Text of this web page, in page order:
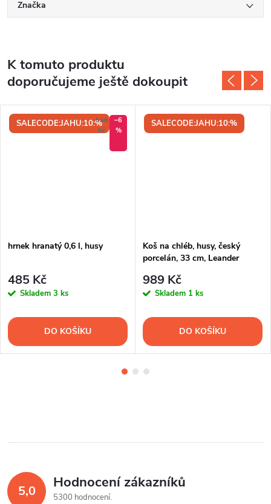
Značka
K tomuto produktu
doporučujeme ještě dokoupit
SALECODE:JAHU:10:%518
Kč
–6
%
hrnek hranatý 0,6 l, husy
485 Kč
Skladem 3 ks
DO KOŠÍKU
SALECODE:JAHU:10:%
Koš na chléb, husy, český
porcelán, 33 cm, Leander
989 Kč
Skladem 1 ks
DO KOŠÍKU
5,0 Hodnocení zákazníků
5300 hodnocení